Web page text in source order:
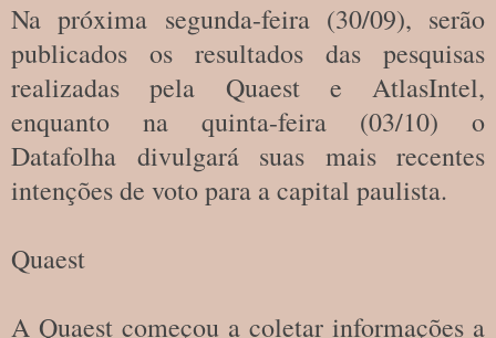
Na próxima segunda-feira (30/09), serão
publicados os resultados das pesquisas
realizadas pela Quaest e AtlasIntel,
enquanto na quinta-feira (03/10) o
Datafolha divulgará suas mais recentes
intenções de voto para a capital paulista.
Quaest
A Quaest começou a coletar informações a